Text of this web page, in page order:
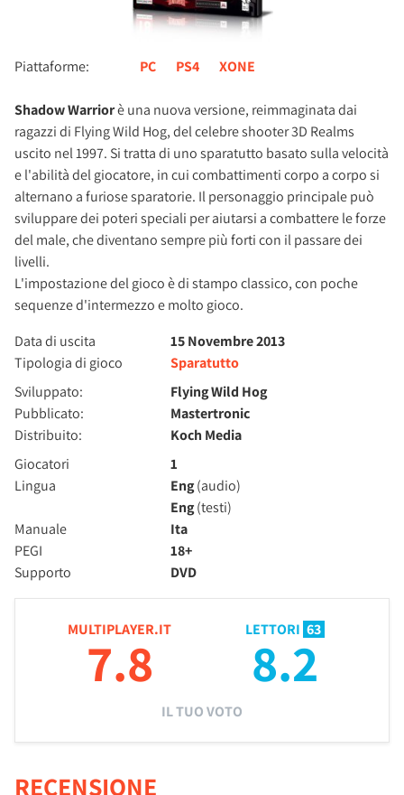
Piattaforme: PC PS4 XONE
Shadow Warriorè una nuova versione, reimmaginata dai
ragazzi di Flying Wild Hog, del celebre shooter 3D Realms
uscito nel 1997. Si tratta di uno sparatutto basato sulla velocità
e l'abilità del giocatore, in cui combattimenti corpo a corpo si
alternano a furiose sparatorie. Il personaggio principale può
sviluppare dei poteri speciali per aiutarsi a combattere le forze
del male, che diventano sempre più forti con il passare dei
livelli.
L'impostazione del gioco è di stampo classico, con poche
sequenze d'intermezzo e molto gioco.
Data di uscita
15 Novembre 2013
Tipologia di gioco
Sparatutto
Sviluppato:
Flying Wild Hog
Pubblicato:
Mastertronic
Distribuito:
Koch Media
Giocatori
1
Lingua
Eng(audio)
Eng(testi)
Manuale
Ita
PEGI
18+
Supporto
DVD
MULTIPLAYER.IT
7.8
LETTORI 63
8.2
IL TUO VOTO
RECENSIONE